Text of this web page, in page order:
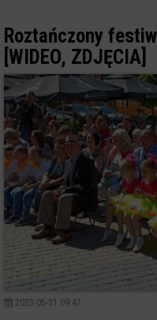
Roztańczony
[WIDEO, ZDJĘCIA]
2023-05-31 09:47